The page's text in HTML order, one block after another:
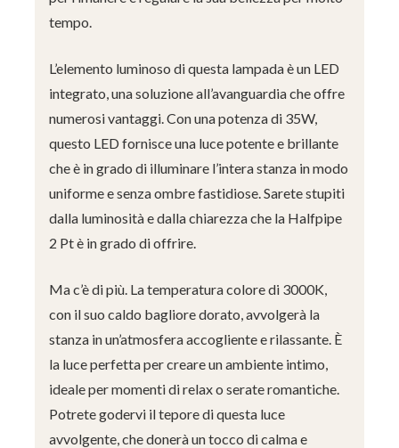
tempo.
L’elemento luminoso di questa lampada è un LED
integrato, una soluzione all’avanguardia che offre
numerosi vantaggi. Con una potenza di 35W,
questo LED fornisce una luce potente e brillante
che è in grado di illuminare l’intera stanza in modo
uniforme e senza ombre fastidiose. Sarete stupiti
dalla luminosità e dalla chiarezza che la Halfpipe
2 Pt è in grado di offrire.
Ma c’è di più. La temperatura colore di 3000K,
con il suo caldo bagliore dorato, avvolgerà la
stanza in un’atmosfera accogliente e rilassante. È
la luce perfetta per creare un ambiente intimo,
ideale per momenti di relax o serate romantiche.
Potrete godervi il tepore di questa luce
avvolgente, che donerà un tocco di calma e